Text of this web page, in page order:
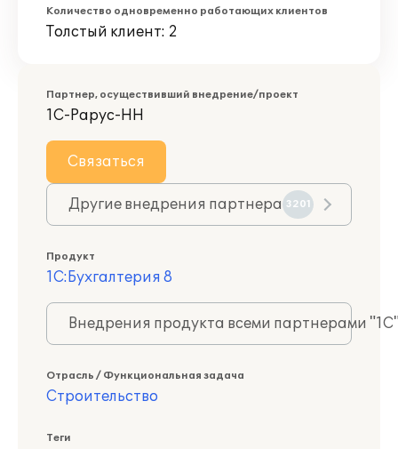
Количество одновременно работающих клиентов
Толстый клиент: 2
Партнер, осуществивший внедрение/проект
1С-Рарус-НН
Связаться
Другие внедрения партнера 3201
Продукт
1С:Бухгалтерия 8
Внедрения продукта всеми партнерами
Отрасль / Функциональная задача
Строительство
Теги